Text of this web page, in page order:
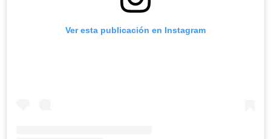
Ver esta publicación en Instagram